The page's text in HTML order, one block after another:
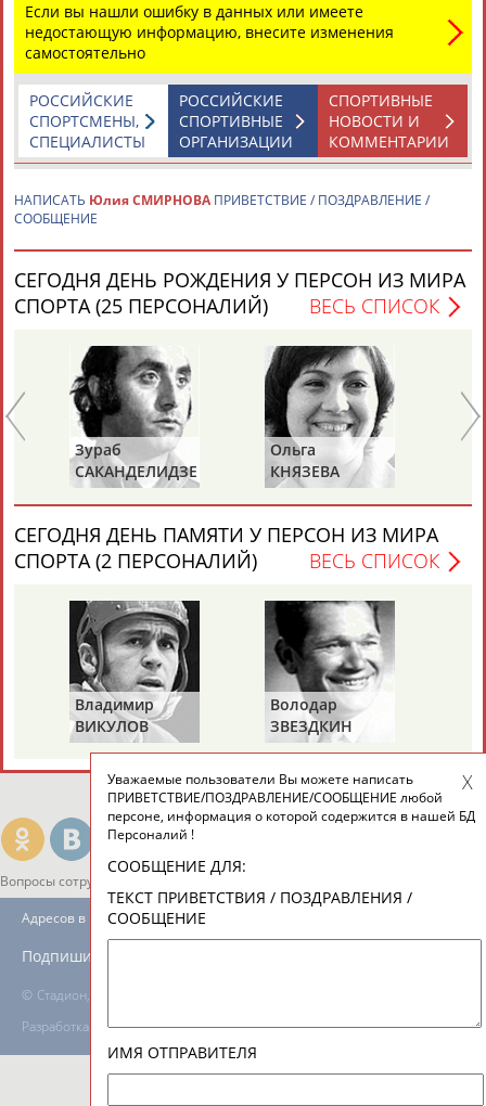
Каримжан
АБДРАХМАНОВ
Аделя
Андрей
Герман
АБДУЛАЕВ
АБДУЛАЕВ
Камиль
АБДУЛАЗИЗОВАБДУЛБЕКОВ
Камалудин
АБДУЛДАУДОВ
Абдула
АБДУЛЖАЛИЛОВ
Магомед
АБДУЛКАГИРОВ
Назир
АБДУЛЛАЕВ
24 персон из 13181
ЕЩЁ ПЕРСОНЫ
ТАБЛО АКТИВНОСТИ
Вопросы сотрудничества и совместной деятельности
© Стадион, 1998-2026
Разработка и поддержка ООО НАИТ «Стадион»
Адресов в новостной рассылке: 996
Подпишись
Если вы нашли ошибку в данных или имеете
недостающую информацию, внесите изменения
самостоятельно
СПОРТИВНЫЕ
НОВОСТИ И
КОММЕНТАРИИ
РОССИЙСКИЕ
СПОРТИВНЫЕ
ОРГАНИЗАЦИИ
РОССИЙСКИЕ
СПОРТСМЕНЫ,
СПЕЦИАЛИСТЫ
НАПИСАТЬ Юлия СМИРНОВА ПРИВЕТСТВИЕ / ПОЗДРАВЛЕНИЕ /
СООБЩЕНИЕ
СЕГОДНЯ ДЕНЬ РОЖДЕНИЯ У ПЕРСОН ИЗ МИРА
СПОРТА (25 ПЕРСОНАЛИЙ)
ВЕСЬ СПИСОК
Зураб
САКАНДЕЛИДЗЕ
Ольга
КНЯЗЕВА
СЕГОДНЯ ДЕНЬ ПАМЯТИ У ПЕРСОН ИЗ МИРА
СПОРТА (2 ПЕРСОНАЛИЙ)
ВЕСЬ СПИСОК
Владимир
ВИКУЛОВ
Володар
ЗВЕЗДКИН
Уважаемые пользователи Вы можете написать
ПРИВЕТСТВИЕ/ПОЗДРАВЛЕНИЕ/СООБЩЕНИЕ любой
персоне, информация о которой содержится в нашей БД
Персоналий !
СООБЩЕНИЕ ДЛЯ:
ТЕКСТ ПРИВЕТСТВИЯ / ПОЗДРАВЛЕНИЯ /
СООБЩЕНИЕ
ИМЯ ОТПРАВИТЕЛЯ